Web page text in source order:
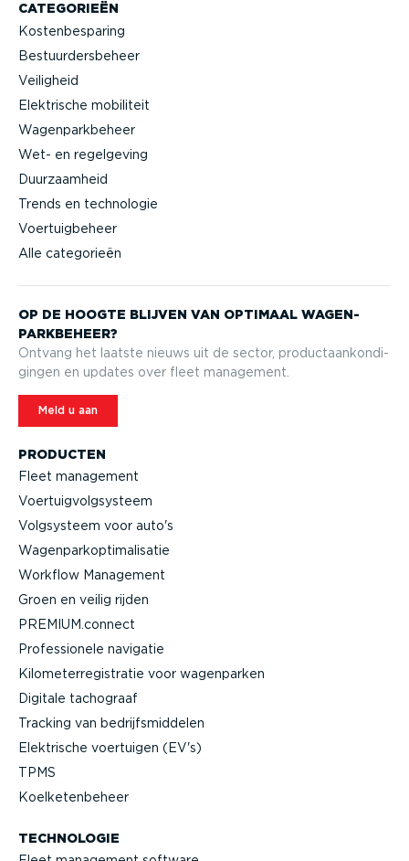
CATEGORIEËN
Kostenbesparing
Bestuurdersbeheer
Veiligheid
Elektrische mobiliteit
Wagenparkbeheer
Wet- en regelgeving
Duurzaamheid
Trends en technologie
Voertuigbeheer
Alle categorieën
PRODUCTEN
Fleet management
Voertuig­volg­systeem
Volgsysteem voor auto's
Wagen­par­kop­ti­ma­li­satie
Workflow Management
Groen en veilig rijden
PREMIUM.connect
Profes­si­onele navigatie
Kilome­ter­re­gi­stratie voor wagenparken
Digitale tachograaf
Tracking van bedrijfs­mid­delen
Elektrische voertuigen (EV's)
TPMS
Koelke­ten­beheer
TECHNOLOGIE
OP DE HOOGTE BLIJVEN VAN OPTIMAAL WAGEN­
PARK­BEHEER?
Ontvang het laatste nieuws uit de sector, product­aan­kon­di­
gingen en updates over fleet management.
Meld u aan